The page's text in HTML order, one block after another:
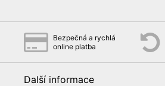
Bezpečná a rychlá
online platba
Další informace